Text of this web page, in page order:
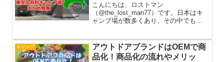
こんにちは、ロストマン
（@the_lost_man77）です。日本はキ
ャンプ場が数多くあり、その中でも利
何と言ってもお金がかからずに利用で
きるので、年間でキャンプの回数が多...
キャンプ
アウトドアブランドはOEMで商
品化！商品化の流れやメリッ